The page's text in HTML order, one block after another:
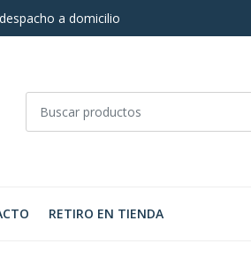
a domicilio
RETIRO EN TIENDA